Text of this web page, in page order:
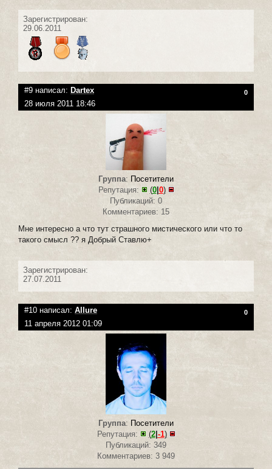
Зарегистрирован:
29.06.2011
#9 написал: Dartex 0
28 июля 2011 18:46
Группа: Посетители
Репутация:
(0| 0)
Публикаций: 0
Комментариев: 15
Мне интересно а что тут страшного мистического или что то
такого смысл ?? я Добрый Ставлю+
Зарегистрирован:
27.07.2011
#10 написал: Allure 0
11 апреля 2012 01:09
Группа: Посетители
Репутация:
(2| -1)
Публикаций: 349
Комментариев: 3 949